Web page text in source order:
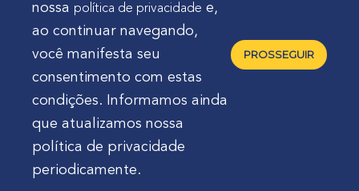
Quero Enerbras na minha loja
Enerbras Materiais Elétricos Ltda.
Mocelin, nº 81, Ferrari | CEP 83606-310 | Campo Largo -
nossa política de privacidade e,
ao continuar navegando,
você manifesta seu
consentimento com estas
condições. Informamos ainda
que atualizamos nossa
política de privacidade
periodicamente.
PROSSEGUIR